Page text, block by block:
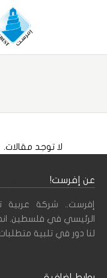
لا توجد مقالات.
عن إفرست!
إفرست.. شركة عربية
الرئيسي في فلسطين.
لنا دور في تلبية